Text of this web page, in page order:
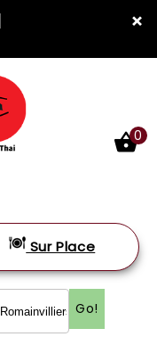
×
0
Sur Place
Go!